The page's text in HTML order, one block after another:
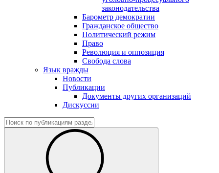
законодательства
Барометр демократии
Гражданское общество
Политический режим
Право
Революция и оппозиция
Свобода слова
Язык вражды
Новости
Публикации
Документы других организаций
Дискуссии